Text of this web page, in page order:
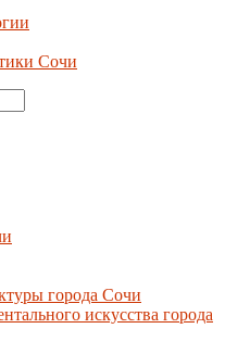
Сочи
города Сочи
искусства города